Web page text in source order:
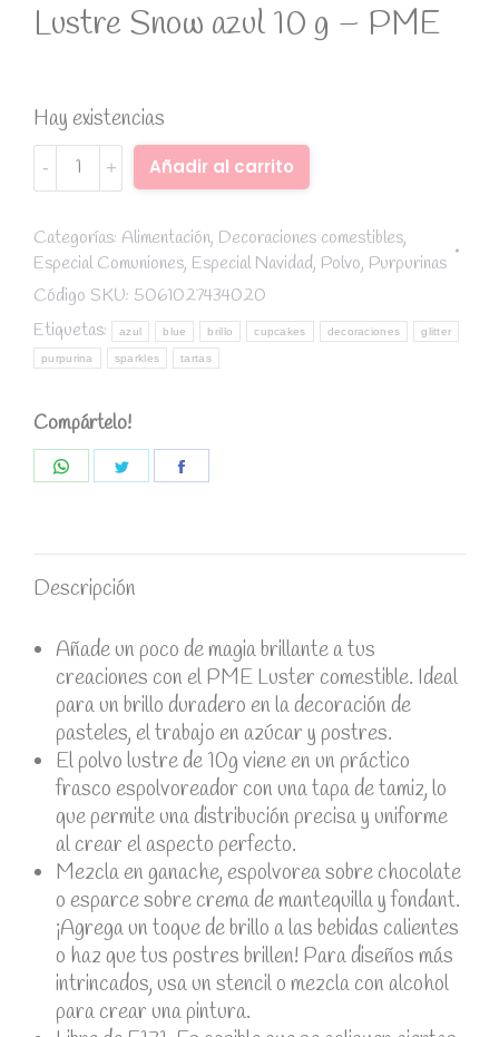
Lustre Snow azul 10 g – PME
Hay existencias
Colorante
en
brillante
Lustre
Snow
azul
10
-
PME
quantity
Añadir al carrito
Categorías: Alimentación, Decoraciones comestibles,
Especial Comuniones, Especial Navidad, Polvo, Purpurinas
Código SKU: 5061027434020
Etiquetas:
azul blue brillo cupcakes decoraciones glitter
purpurina sparkles tartas
Compártelo!
Descripción
Añade un poco de magia brillante a tus
creaciones con el PME Luster comestible. Ideal
para un brillo duradero en la decoración de
pasteles, el trabajo en azúcar y postres.
El polvo lustre de 10g viene en un práctico
frasco espolvoreador con una tapa de tamiz, lo
que permite una distribución precisa y uniforme
al crear el aspecto perfecto.
Mezcla en ganache, espolvorea sobre chocolate
o esparce sobre crema de mantequilla y fondant.
¡Agrega un toque de brillo a las bebidas calientes
o haz que tus postres brillen! Para diseños más
intrincados, usa un stencil o mezcla con alcohol
para crear una pintura.